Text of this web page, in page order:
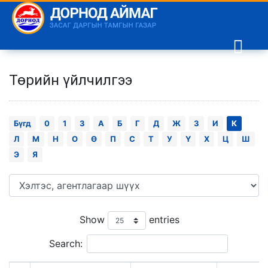
Төрийн үйлчилгээ
Бүгд 0 1 3 А Б Г Д Ж З И
К
Л
М Н О Ө П С Т У Ү Х Ц
Ш
Э
Я
Show entries
Search: